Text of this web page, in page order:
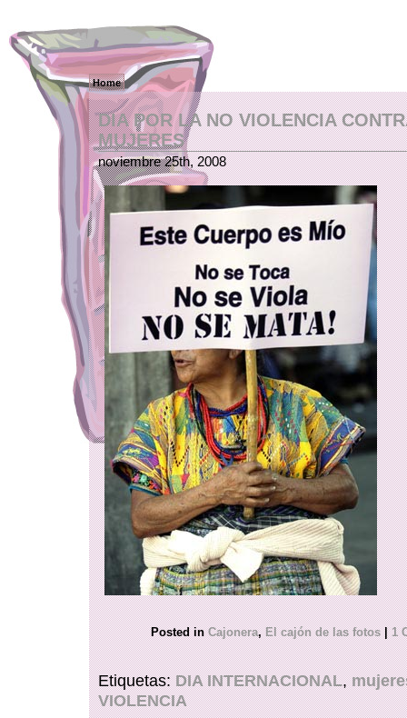
Home
DIA POR LA NO VIOLENCIA
MUJERES
noviembre 25th, 2008
Posted inCajonera,El cajón de las fotos | 1
Etiquetas:DIA INTERNACIONAL,
VIOLENCIA